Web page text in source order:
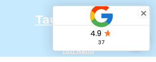
Tautan Cepat:
Tim Kami